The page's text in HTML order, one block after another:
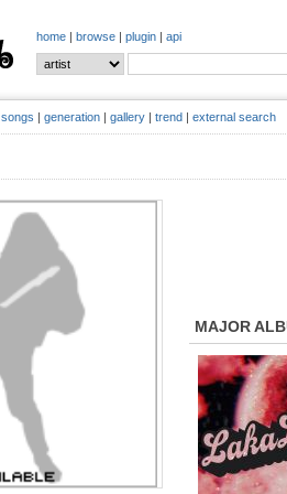
home | browse | plugin | api
songs | generation | gallery | trend | external search
MAJOR